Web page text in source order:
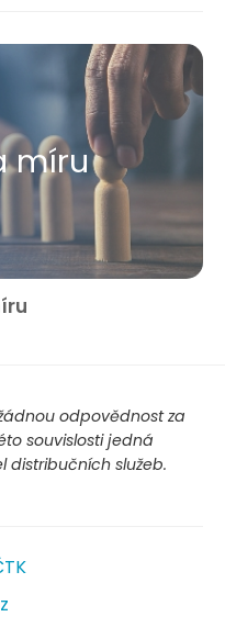
míru
odpovědnost za
souvislosti jedná
distribučních služeb.